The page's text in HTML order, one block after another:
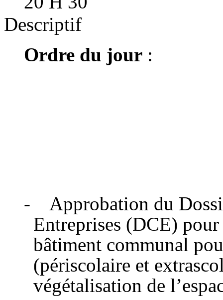
Descriptif
Ordre du jour :
- Approbation du
Entreprises (DCE)
bâtiment communal
(périscolaire et
végétalisation de